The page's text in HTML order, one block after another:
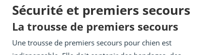
Sécurité et premiers secours
La trousse de premiers secours
Une trousse de premiers secours pour chien est